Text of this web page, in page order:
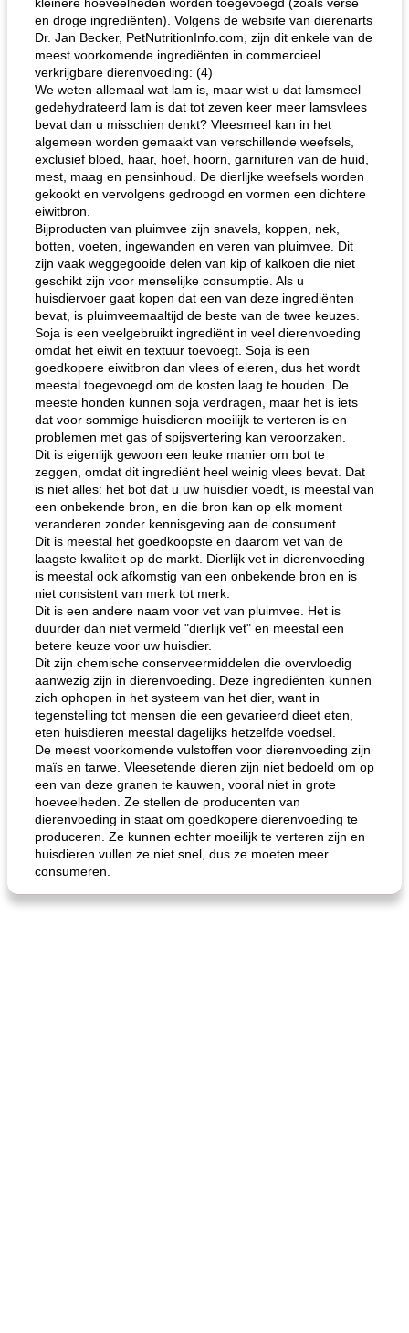
gemakkelijke rijst en hamburger een gerecht diner
en droge ingrediënten). Volgens de website van dierenarts
Dr. Jan Becker, PetNutritionInfo.com, zijn dit enkele van de
meest voorkomende ingrediënten in commercieel
verkrijgbare dierenvoeding: (4)
We weten allemaal wat lam is, maar wist u dat lamsmeel
gedehydrateerd lam is dat tot zeven keer meer lamsvlees
bevat dan u misschien denkt? Vleesmeel kan in het
algemeen worden gemaakt van verschillende weefsels,
exclusief bloed, haar, hoef, hoorn, garnituren van de huid,
mest, maag en pensinhoud. De dierlijke weefsels worden
gekookt en vervolgens gedroogd en vormen een dichtere
eiwitbron.
Bijproducten van pluimvee zijn snavels, koppen, nek,
botten, voeten, ingewanden en veren van pluimvee. Dit
zijn vaak weggegooide delen van kip of kalkoen die niet
geschikt zijn voor menselijke consumptie. Als u
huisdiervoer gaat kopen dat een van deze ingrediënten
bevat, is pluimveemaaltijd de beste van de twee keuzes.
Soja is een veelgebruikt ingrediënt in veel dierenvoeding
omdat het eiwit en textuur toevoegt. Soja is een
goedkopere eiwitbron dan vlees of eieren, dus het wordt
meestal toegevoegd om de kosten laag te houden. De
meeste honden kunnen soja verdragen, maar het is iets
dat voor sommige huisdieren moeilijk te verteren is en
problemen met gas of spijsvertering kan veroorzaken.
Dit is eigenlijk gewoon een leuke manier om bot te
zeggen, omdat dit ingrediënt heel weinig vlees bevat. Dat
is niet alles: het bot dat u uw huisdier voedt, is meestal van
een onbekende bron, en die bron kan op elk moment
veranderen zonder kennisgeving aan de consument.
Dit is meestal het goedkoopste en daarom vet van de
laagste kwaliteit op de markt. Dierlijk vet in dierenvoeding
is meestal ook afkomstig van een onbekende bron en is
niet consistent van merk tot merk.
Dit is een andere naam voor vet van pluimvee. Het is
duurder dan niet vermeld "dierlijk vet" en meestal een
betere keuze voor uw huisdier.
Dit zijn chemische conserveermiddelen die overvloedig
aanwezig zijn in dierenvoeding. Deze ingrediënten kunnen
zich ophopen in het systeem van het dier, want in
tegenstelling tot mensen die een gevarieerd dieet eten,
eten huisdieren meestal dagelijks hetzelfde voedsel.
De meest voorkomende vulstoffen voor dierenvoeding zijn
maïs en tarwe. Vleesetende dieren zijn niet bedoeld om op
een van deze granen te kauwen, vooral niet in grote
hoeveelheden. Ze stellen de producenten van
dierenvoeding in staat om goedkopere dierenvoeding te
produceren. Ze kunnen echter moeilijk te verteren zijn en
huisdieren vullen ze niet snel, dus ze moeten meer
consumeren.